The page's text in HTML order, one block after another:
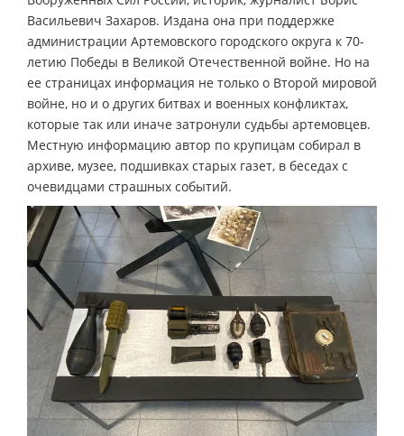
Васильевич Захаров. Издана она при поддержке
администрации Артемовского городского округа к 70-
летию Победы в Великой Отечественной войне. Но на
ее страницах информация не только о Второй мировой
войне, но и о других битвах и военных конфликтах,
которые так или иначе затронули судьбы артемовцев.
Местную информацию автор по крупицам собирал в
архиве, музее, подшивках старых газет, в беседах с
очевидцами страшных событий.